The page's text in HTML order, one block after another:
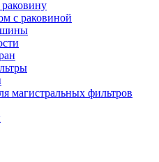
с раковиной
магистральных фильтров